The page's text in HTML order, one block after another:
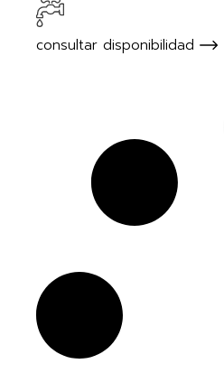
consultar disponibilidad